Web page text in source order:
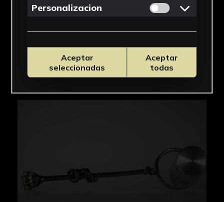
zagal, el cual, vestido con ropa campestre y
un aspecto divertido a la pieza. La varilla,
cilíndrica y lisa, está soldada a un precioso
anillo con forma de serpiente que se enrosca
Personalizacion Permitir cookies
Aceptar
seleccionadas
Aceptar
todas